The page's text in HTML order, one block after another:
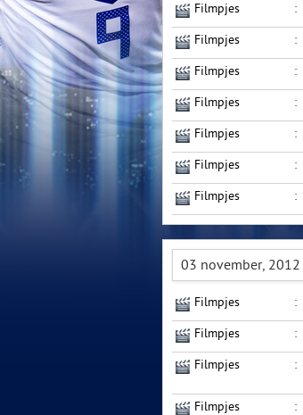
Filmpjes :
Filmpjes :
Filmpjes :
Filmpjes :
Filmpjes :
Filmpjes :
Filmpjes :
03 november, 2012
Filmpjes :
Filmpjes :
Filmpjes :
Filmpjes
: